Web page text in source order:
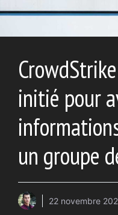
initié pour
un groupe
22 novembre